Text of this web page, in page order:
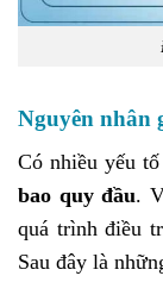
Nguyên nhân
Có nhiều yếu
bao quy đầu.
quá trình điều
Sau đây là